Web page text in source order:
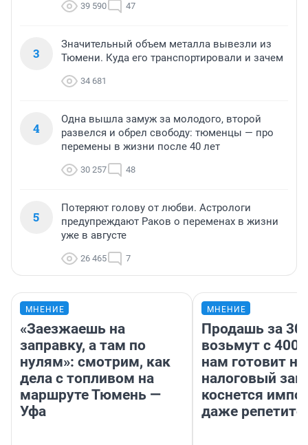
39 590 47
3
Значительный объем металла вывезли из
Тюмени. Куда его транспортировали и зачем
34 681
4
Одна вышла замуж за молодого, второй
развелся и обрел свободу: тюменцы — про
перемены в жизни после 40 лет
30 257 48
5
Потеряют голову от любви. Астрологи
предупреждают Раков о переменах в жизни
уже в августе
26 465 7
МНЕНИЕ
«Заезжаешь на
заправку, а там по
нулям»: смотрим, как
дела с топливом на
маршруте Тюмень —
Уфа
МНЕНИЕ
Продашь за
возьмут с
нам готовит
налоговый
коснется
даже